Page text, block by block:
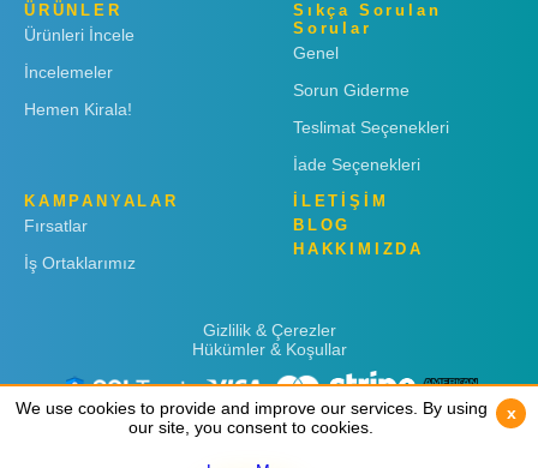
ÜRÜNLER
Ürünleri İncele
İncelemeler
Hemen Kirala!
Sıkça Sorulan
Sorular
Genel
Sorun Giderme
Teslimat Seçenekleri
İade Seçenekleri
KAMPANYALAR
Fırsatlar
İş Ortaklarımız
İLETİŞİM
BLOG
HAKKIMIZDA
Gizlilik & Çerezler
Hükümler & Koşullar
We use cookies to provide and improve our services. By using
our site, you consent to cookies.
x
We use cookies to provide and improve our services. By using
our site, you consent to cookies.
x